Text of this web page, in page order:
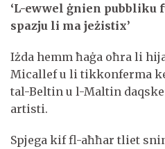
‘L-ewwel ġnien pubbliku
spazju li ma jeżistix’
Iżda hemm ħaġa oħra li
Micallef u li tikkonferma
tal-Beltin u l-Maltin
artisti.
Spjega kif fl-aħħar tliet